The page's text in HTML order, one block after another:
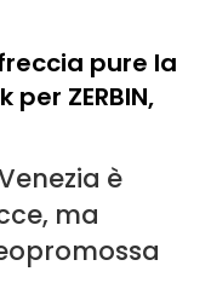
freccia pure la
per ZERBIN,
è
ma